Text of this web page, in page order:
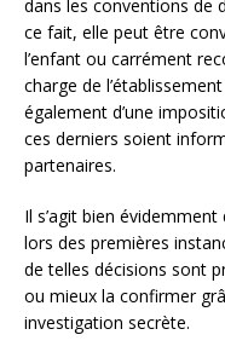
dans les conventions de
ce fait, elle peut être
l’enfant ou carrément
charge de
également d’une
ces derniers soient
partenaires.
Il s’agit bien
lors des premières
de telles décisions sont
ou mieux la confirmer
investigation secrète.